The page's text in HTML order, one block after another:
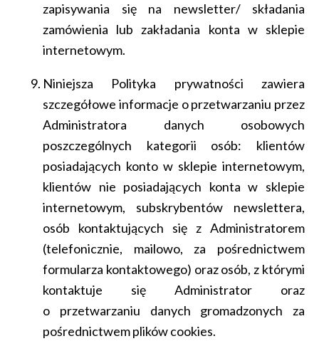
zapisywania się na newsletter/ składania
zamówienia lub zakładania konta w sklepie
internetowym.
Niniejsza Polityka prywatności zawiera
szczegółowe informacje o przetwarzaniu przez
Administratora danych osobowych
poszczególnych kategorii osób: klientów
posiadających konto w sklepie internetowym,
klientów nie posiadających konta w sklepie
internetowym, subskrybentów newslettera,
osób kontaktujących się z Administratorem
(telefonicznie, mailowo, za pośrednictwem
formularza kontaktowego) oraz osób, z którymi
kontaktuje się Administrator oraz
o przetwarzaniu danych gromadzonych za
pośrednictwem plików cookies.